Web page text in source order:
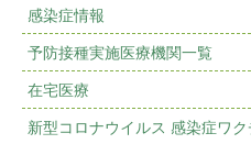
感染症情報
予防接種実施医療機関一覧
在宅医療
新型コロナウイルス 感染症ワ